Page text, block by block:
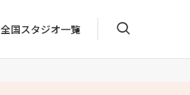
全国スタジオ一覧